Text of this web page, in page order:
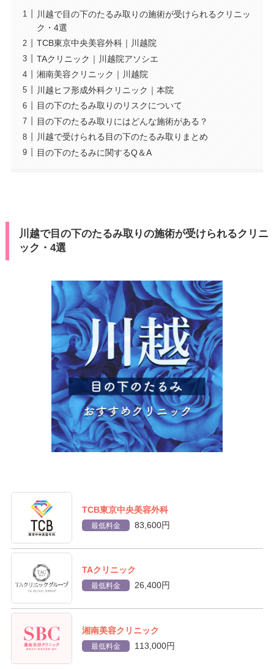
川越で目の下のたるみ取りの施術が受けられるクリニッ
ク・4選
TCB東京中央美容外科｜川越院
TAクリニック｜川越院アソシエ
湘南美容クリニック｜川越院
川越ヒフ形成外科クリニック｜本院
目の下のたるみ取りのリスクについて
目の下のたるみ取りにはどんな施術がある？
川越で受けられる目の下のたるみ取りまとめ
目の下のたるみに関するQ＆A
川越で目の下のたるみ取りの施術が受けられるクリニ
ック・4選
TCB東京中央美容外科
最低料金 83,600円
TAクリニック
最低料金 26,400円
湘南美容クリニック
最低料金 113,000円